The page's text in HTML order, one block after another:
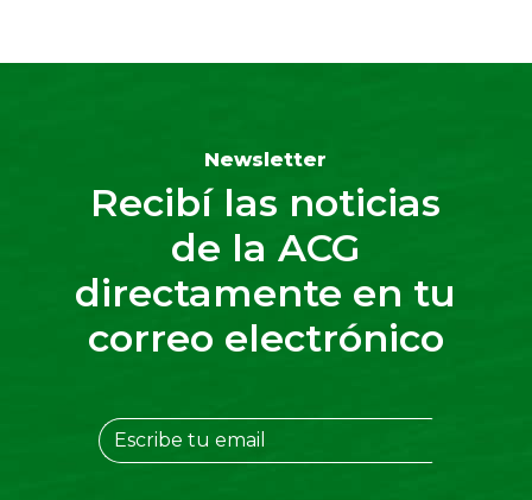
Newsletter
Recibí las noticias
de la ACG
directamente en tu
correo electrónico